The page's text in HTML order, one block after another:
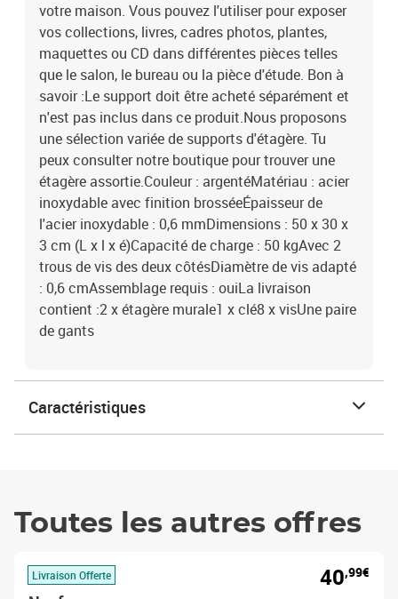
votre maison. Vous pouvez l'utiliser pour exposer
vos collections, livres, cadres photos, plantes,
maquettes ou CD dans différentes pièces telles
que le salon, le bureau ou la pièce d'étude. Bon à
savoir :Le support doit être acheté séparément et
n'est pas inclus dans ce produit.Nous proposons
une sélection variée de supports d'étagère. Tu
peux consulter notre boutique pour trouver une
étagère assortie.Couleur : argentéMatériau : acier
inoxydable avec finition brosséeÉpaisseur de
l'acier inoxydable : 0,6 mmDimensions : 50 x 30 x
3 cm (L x l x é)Capacité de charge : 50 kgAvec 2
trous de vis des deux côtésDiamètre de vis adapté
: 0,6 cmAssemblage requis : ouiLa livraison
contient :2 x étagère murale1 x clé8 x visUne paire
de gants
Caractéristiques
Toutes les autres offres
Livraison Offerte 40,99€